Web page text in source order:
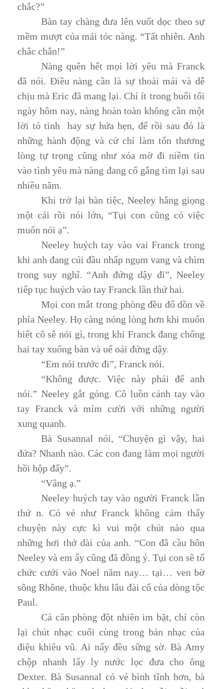
chắc?”
Bàn tay chàng đưa lên vuốt dọc theo sự
mềm mượt của mái tóc nàng. “Tất nhiên. Anh
chắc chắn!”
Nàng quên hết mọi lời yêu mà Franck
đã nói. Điều nàng cần là sự thoải mái và dễ
chịu mà Eric đã mang lại. Chí ít trong buổi tối
ngày hôm nay, nàng hoàn toàn không cần một
lời tỏ tình hay sự hứa hẹn, để rồi sau đó là
những hành động và cử chỉ làm tổn thương
lòng tự trọng cũng như xóa mờ đi niềm tin
vào tình yêu mà nàng đang cố gắng tìm lại sau
nhiều năm.
Khi trở lại bàn tiệc, Neeley hắng giọng
một cái rồi nói lớn, “Tụi con cũng có việc
muốn nói ạ”.
Neeley huých tay vào vai Franck trong
khi anh đang cúi đầu nhấp ngụm vang và chìm
trong suy nghĩ. “Anh đứng dậy đi”, Neeley
tiếp tục huých vào tay Franck lần thứ hai.
Mọi con mắt trong phòng đều đổ dồn về
phía Neeley. Họ càng nóng lòng hơn khi muốn
biết cô sẽ nói gì, trong khi Franck đang chống
hai tay xuống bàn và uể oải đứng dậy.
“Em nói trước đi”, Franck nói.
“Không được. Việc này phải để anh
nói.” Neeley gắt gỏng. Cô luồn cánh tay vào
tay Franck và mỉm cười với những người
xung quanh.
Bà Susannal nói, “Chuyện gì vậy, hai
đứa? Nhanh nào. Các con đang làm mọi người
hồi hộp đấy”.
“Vâng ạ.”
Neeley huých tay vào người Franck lần
thứ n. Có vẻ như Franck không cảm thấy
chuyện này cực kì vui một chút nào qua
những hơi thở dài của anh. “Con đã cầu hôn
Neeley và em ấy cũng đã đồng ý. Tụi con sẽ tổ
chức cưới vào Noel năm nay… tại… ven bờ
sông Rhône, thuộc khu lâu đài cổ của dòng tộc
Paul.
Cả căn phòng đột nhiên im bặt, chỉ còn
lại chút nhạc cuối cùng trong bản nhạc của
điệu khiêu vũ. Ai nấy đều sững sờ. Bà Amy
chộp nhanh lấy ly nước lọc đưa cho ông
Dexter. Bà Susannal có vẻ bình tĩnh hơn, bà